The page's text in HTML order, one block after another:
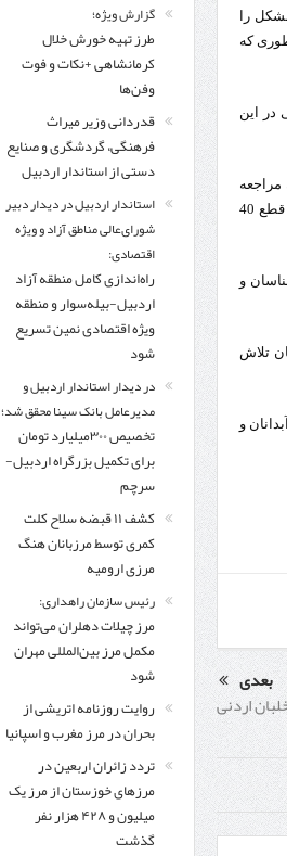
را
که
در این
مراجعه
کننده در مراکز درمانی و همچنین سوخت رسانی خودروها در جایگاه های عرضه بنزین از جمله مشکلات قطع 40
و
تلاش
و
بعدی
اردنی
گزارش ویژه؛
طرز تهیه خورش خلال
کرمانشاهی +نکات و فوت
وفن‌ها
قدردانی وزیر میراث
فرهنگی، گردشگری و صنایع
دستی از استاندار اردبیل
استاندار اردبیل در دیدار دبیر
شورای‌عالی مناطق آزاد و ویژه
اقتصادی:
راه‌اندازی کامل منطقه آزاد
اردبیل-بیله‌سوار و منطقه
ویژه اقتصادی نمین تسریع
شود
در دیدار استاندار اردبیل و
مدیرعامل بانک سینا محقق شد؛
تخصیص ۳۰۰میلیارد تومان
برای تکمیل بزرگراه اردبیل-
سرچم
کشف ۱۱ قبضه سلاح کلت
کمری توسط مرزبانان هنگ
مرزی ارومیه
رئیس سازمان راهداری:
مرز چیلات دهلران می‌تواند
مکمل مرز بین‌المللی مهران
شود
روایت روزنامه اتریشی از
بحران در مرز مغرب و اسپانیا
تردد زائران اربعین در
مرزهای خوزستان از مرز یک
میلیون و ۴۲۸ هزار نفر
گذشت